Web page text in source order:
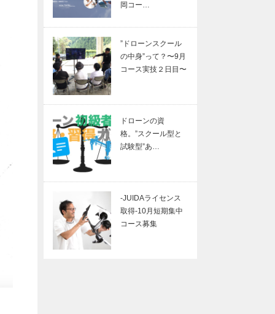
岡コー…
”ドローンスクール
の中身”って？〜9月
コース実技２日目〜
ドローンの資
格。”スクール型と
試験型”あ…
-JUIDAライセンス
取得-10月短期集中
コース募集